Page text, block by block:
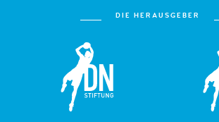
DIE HERAUSGEBER